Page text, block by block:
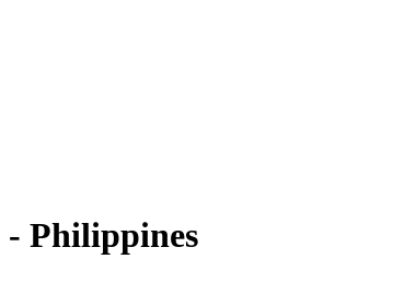
- Philippines